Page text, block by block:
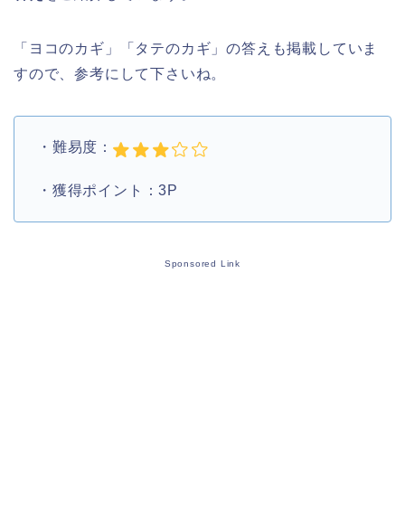
「ヨコのカギ」「タテのカギ」の答えも掲載していま
すので、参考にして下さいね。
・難易度：
・獲得ポイント：3P
Sponsored Link